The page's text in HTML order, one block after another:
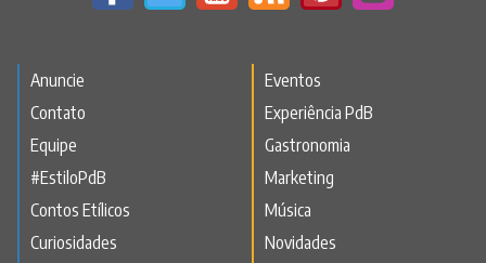
Anuncie
Contato
Equipe
#EstiloPdB
Contos Etílicos
Curiosidades
Eventos
Experiência PdB
Gastronomia
Marketing
Música
Novidades